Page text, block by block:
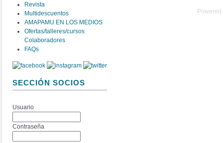
Revista
Multidescuentos
AMAPAMU EN LOS MEDIOS
Ofertas/talleres/cursos
Colaboradores
FAQs
SECCIÓN SOCIOS
Usuario
Contraseña